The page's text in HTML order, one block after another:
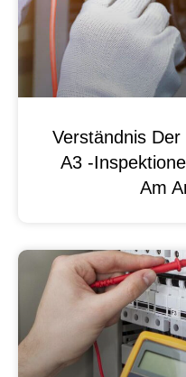
Verständnis
A3 -
Am